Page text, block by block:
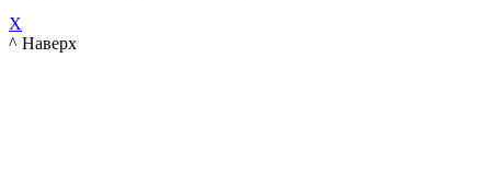
X
^ Наверх